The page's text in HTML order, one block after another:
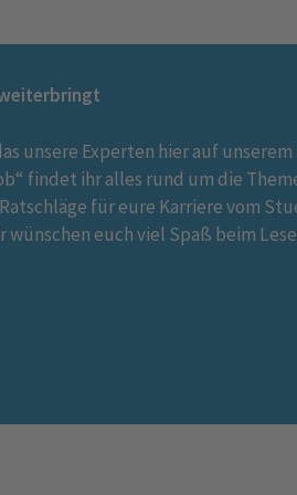
unsere Experten hier auf unserem
findet ihr alles rund um die
für eure Karriere vom
euch viel Spaß beim